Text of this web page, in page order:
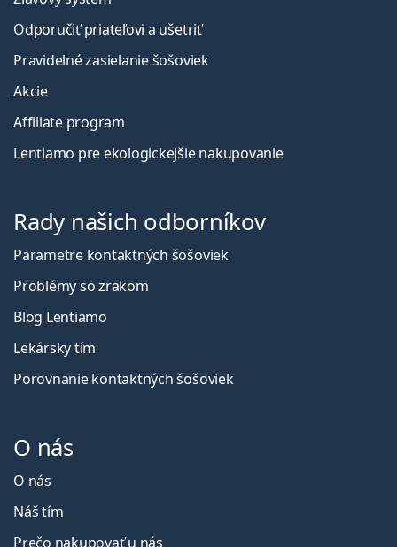
Odporučiť priateľovi a ušetriť
Pravidelné zasielanie šošoviek
Akcie
Affiliate program
Lentiamo pre ekologickejšie nakupovanie
Rady našich odborníkov
Parametre kontaktných šošoviek
Problémy so zrakom
Blog Lentiamo
Lekársky tím
Porovnanie kontaktných šošoviek
O nás
O nás
Náš tím
Prečo nakupovať u nás